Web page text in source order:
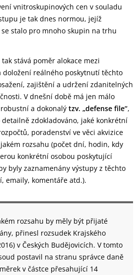
vnitroskupinových cen v souladu
je tak dnes normou, jejíž
stalo pro mnoho skupin na trhu
stává poměr alokace mezi
doložení reálného poskytnutí těchto
zajištění a udržení zdanitelných
V dnešní době má jen málo
a dokonalý tzv. „defense file“,
zdokladováno, jaké konkrétní
poradenství ve věci akvizice
rozsahu (počet dní, hodin, kdy
konkrétní osobou poskytující
byly zaznamenány výstupy z těchto
emaily, komentáře atd.).
rozsahu by měly být přijaté
přinesl rozsudek Krajského
v Českých Budějovicích. V tomto
postavil na stranu správce daně
v částce přesahující 14